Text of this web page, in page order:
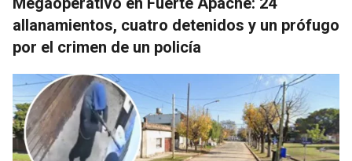
allanamientos, cuatro detenidos y un prófugo
por el crimen de un policía